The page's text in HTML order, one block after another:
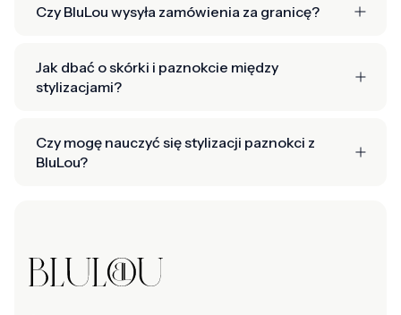
Czy BluLou wysyła zamówienia za granicę?
Jak dbać o skórki i paznokcie między
stylizacjami?
Czy mogę nauczyć się stylizacji paznokci z
BluLou?